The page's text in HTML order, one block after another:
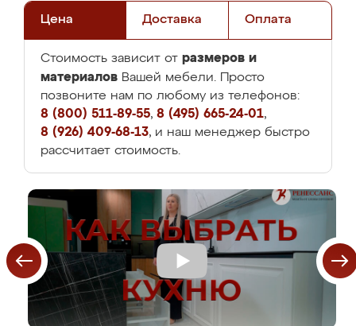
Цена Доставка Оплата
Стоимость зависит от размеров и
материалов Вашей мебели. Просто
позвоните нам по любому из телефонов:
8 (800) 511-89-55, 8 (495) 665-24-01,
8 (926) 409-68-13, и наш менеджер быстро
рассчитает стоимость.